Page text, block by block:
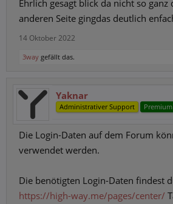
Ehrlich gesagt blick da nicht so
anderen Seite gingdas deutlich
14 Oktober 2022
3way gefällt das.
Yaknar
Administrativer Support Premium
Die Login-Daten auf dem Forum
verwendet werden.
Die benötigten Login-Daten findest
https://high-way.me/pages/center/